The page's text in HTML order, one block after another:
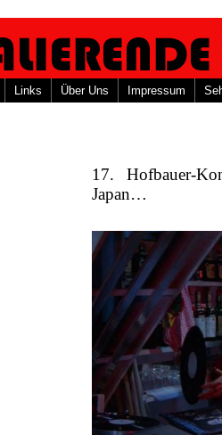
Links Über Uns Impressum
17. Hofbauer-
Japan…